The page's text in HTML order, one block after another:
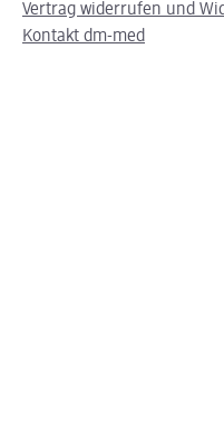
Vertrag widerrufen und
Kontakt dm-med